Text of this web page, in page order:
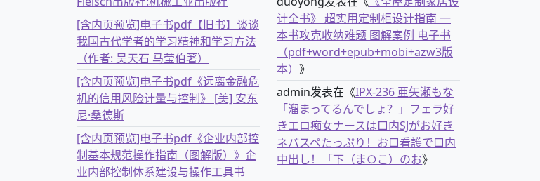
[含内页预览]电子书pdf【旧书】谈谈
我国古代学者的学习精神和学习方法
（作者: 吴天石 马莹伯著）
[含内页预览]电子书pdf《远离金融危
机的信用风险计量与控制》 [美] 安东
尼·桑德斯
[含内页预览]电子书pdf《企业内部控
制基本规范操作指南（图解版）》企
业内部控制体系建设与操作工具书
计全书》 超实用定制柜设计指南 一
本书攻克收纳难题 图解案例 电子书
（pdf+word+epub+mobi+azw3版
本） 》
admin发表在《IPX-236 亜矢瀬もな
「溜まってるんでしょ？」フェラ好
きエロ痴女ナースは口内SJがお好き
ネバスペたっぷり！お口看護で口内
中出し！「下（ま○こ）のお》